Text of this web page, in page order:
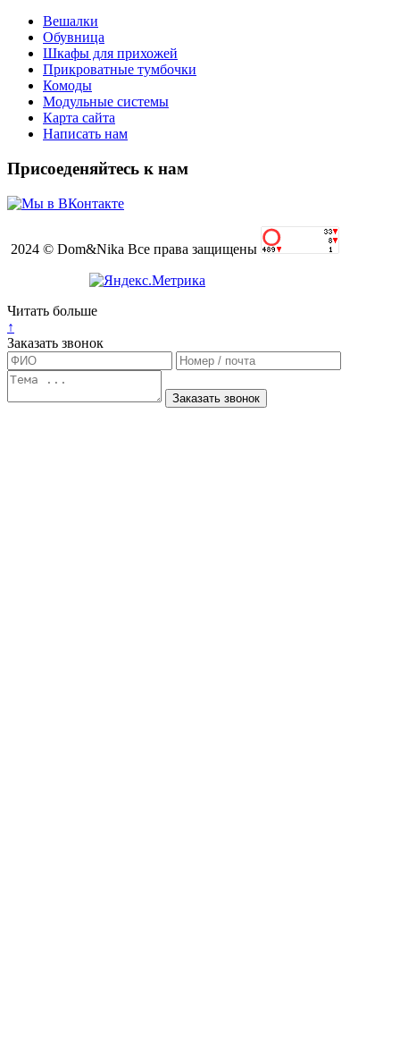
Вешалки
Обувница
Шкафы для прихожей
Прикроватные тумбочки
Комоды
Модульные системы
Карта сайта
Написать нам
Присоеденяйтесь к нам
2024 © Dom&Nika Все права защищены
Читать больше
↑
Заказать звонок